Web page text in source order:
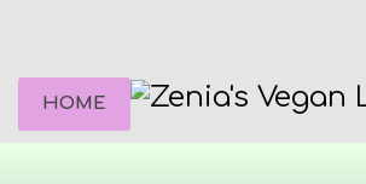
HOME